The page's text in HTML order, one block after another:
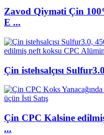
Zavod Qiyməti Çin
E ...
Çin istehsalçısı
Çin CPC Kalsine
...